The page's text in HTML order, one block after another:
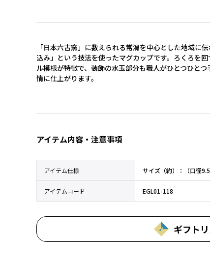
「日本六古窯」に数えられる常滑を中心とした地域に
込み」という技法を使ったマグカップです。ろくろを
ル模様が特徴で、装飾の水玉部分も職人がひとつひと
情に仕上がります。
アイテム内容・注意事項
アイテム仕様 サイズ（約）：（口径
アイテムコード EGL01-118
ギフト